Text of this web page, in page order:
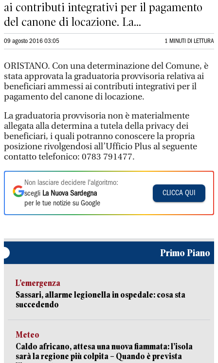
ai contributi integrativi per il pagamento
del canone di locazione. La...
09 agosto 2016 03:05 1 MINUTI DI LETTURA
ORISTANO. Con una determinazione del Comune, è
stata approvata la graduatoria provvisoria relativa ai
beneficiari ammessi ai contributi integrativi per il
pagamento del canone di locazione.
La graduatoria provvisoria non è materialmente
allegata alla determina a tutela della privacy dei
beneficiari, i quali potranno conoscere la propria
posizione rivolgendosi all’Ufficio Plus al seguente
contatto telefonico: 0783 791477.
Non lasciare decidere l'algoritmo:
scegli La Nuova Sardegna
per le tue notizie su Google
CLICCA QUI
Primo Piano
L’emergenza
Sassari, allarme legionella in ospedale: cosa sta
succedendo
Meteo
Caldo africano, attesa una nuova fiammata: l’isola
sarà la regione più colpita – Quando è prevista